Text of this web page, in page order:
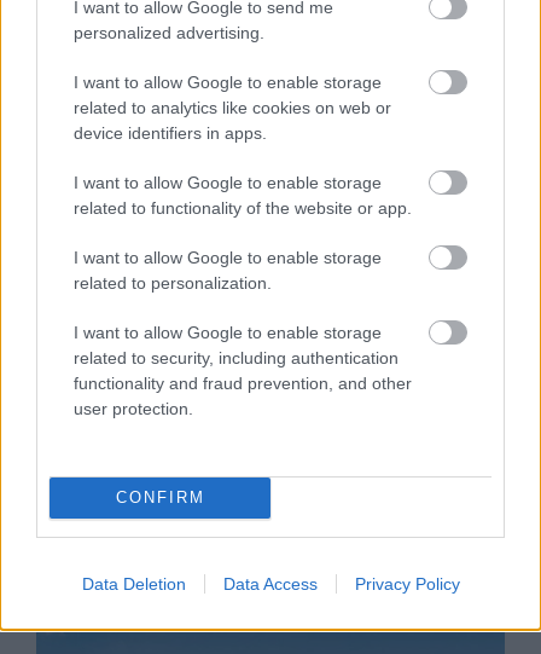
I want to allow Google to send me
personalized advertising.
I want to allow Google to enable storage
related to analytics like cookies on web or
device identifiers in apps.
I want to allow Google to enable storage
related to functionality of the website or app.
I want to allow Google to enable storage
related to personalization.
I want to allow Google to enable storage
related to security, including authentication
functionality and fraud prevention, and other
user protection.
CONFIRM
Data Deletion Data Access Privacy Policy
Baleset az alagútban, szerencsére csak
Matusz Károly fotói bemutatják Győr